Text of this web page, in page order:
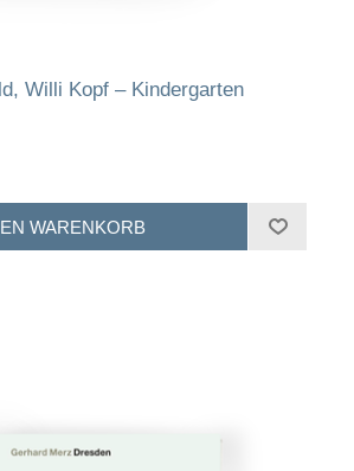
Willi Kopf – Kindergarten